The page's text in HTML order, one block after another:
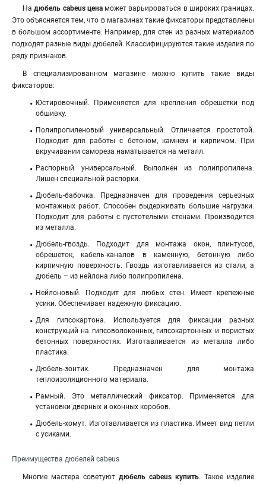
Надюбель cabeus ценаможет варьироваться в широких границах.
Это объясняется тем, что в магазинах такие фиксаторы представлены
в большом ассортименте. Например, для стен из разных материалов
подходят разные виды дюбелей. Классифицируются такие изделия по
ряду признаков.
В специализированном магазине можно купить такие виды
фиксаторов:
Юстировочный. Применяется для крепления обрешетки под
обшивку.
Полипропиленовый универсальный. Отличается простотой.
Подходит для работы с бетоном, камнем и кирпичом. При
вкручивании самореза наматывается на металл.
Распорный универсальный. Выполнен из полипропилена.
Лишен специальной распорки.
Дюбель-бабочка. Предназначен для проведения серьезных
монтажных работ. Способен выдерживать большие нагрузки.
Подходит для работы с пустотелыми стенами. Производится
из металла.
Дюбель-гвоздь. Подходит для монтажа окон, плинтусов,
обрешеток, кабель-каналов в каменную, бетонную либо
кирпичную поверхность. Гвоздь изготавливается из стали, а
дюбель – из нейлона либо полипропилена.
Нейлоновый. Подходит для любых стен. Имеет крепежные
усики. Обеспечивает надежную фиксацию.
Для гипсокартона. Используется для фиксации разных
конструкций на гипсоволоконных, гипсокартонных и пористых
бетонных поверхностях. Изготавливается из металла либо
пластика.
Дюбель-зонтик. Предназначен для монтажа
теплоизоляционного материала.
Рамный. Это металлический фиксатор. Применяется для
установки дверных и оконных коробов.
Дюбель-хомут. Изготавливается из пластика. Имеет вид петли
с усиками.
Преимущества дюбелей cabeus
Многие мастера советуют дюбель cabeus купить. Такое изделие